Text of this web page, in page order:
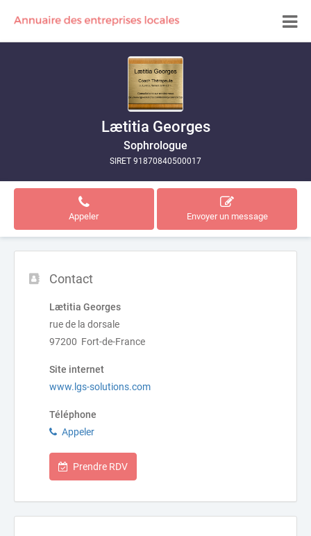
Lætitia Georges
Sophrologue
SIRET 91870840500017
Appeler Envoyer un message
Contact
Lætitia Georges
rue de la dorsale
97200 Fort-de-France
Site internet
www.lgs-solutions.com
Téléphone
Appeler
Prendre RDV